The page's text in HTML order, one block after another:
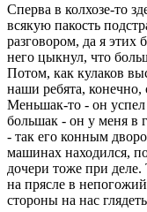
Сперва в колхозе-то
всякую пакость
разговором, да я этих
него цыкнул, что
Потом, как кулаков
наши ребята, конечно,
Меньшак-то - он успел
большак - он у меня в
- так его конным
машинах находился,
дочери тоже при деле.
на прясле в
стороны на нас